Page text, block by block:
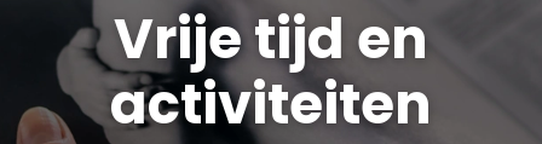
Vrije tijd en
activiteiten